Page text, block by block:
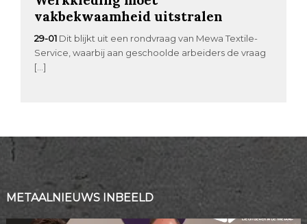
vakbekwaamheid uitstralen
29-01 Dit blijkt uit een rondvraag van Mewa Textile-
Service, waarbij aan geschoolde arbeiders de vraag
[…]
METAALNIEUWS INBEELD